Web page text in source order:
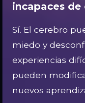
incapaces de
Sí. El cerebro
miedo y
experiencias
pueden
nuevos